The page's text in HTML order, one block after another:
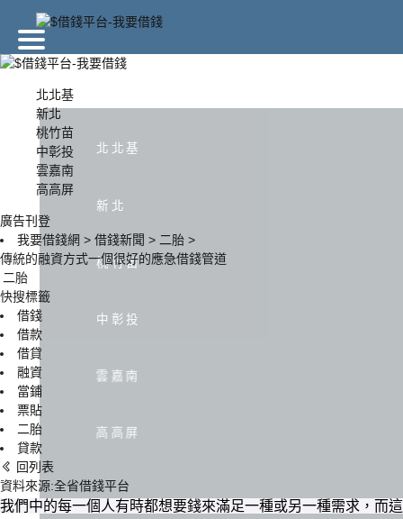
北北基
新北
桃竹苗
中彰投
雲嘉南
高高屏
北北基
新北
桃竹苗
中彰投
雲嘉南
高高屏
廣告刊登
我要借錢網 > 借錢新聞 > 二胎 >
傳統的融資方式一個很好的應急借錢管道
二胎
快搜標籤
借錢
借款
借貸
融資
當鋪
票貼
二胎
貸款
回列表
資料來源:全省借錢平台
我們中的每一個人有時都想要錢來滿足一種或另一種需求，而這